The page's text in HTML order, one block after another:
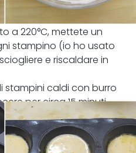
a 220°C, mettete un
stampino (io ho usato
e riscaldare in
stampini caldi con burro
per circa 15 minuti.